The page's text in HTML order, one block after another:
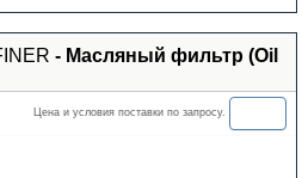
- Масляный фильтр (Oil
Цена и условия поставки по запросу.